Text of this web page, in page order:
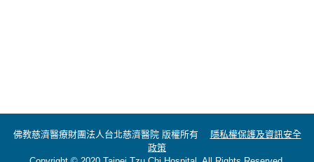
佛教慈濟醫療財團法人台北慈濟醫院 版權所有 隱私權保護及資訊安全
政策